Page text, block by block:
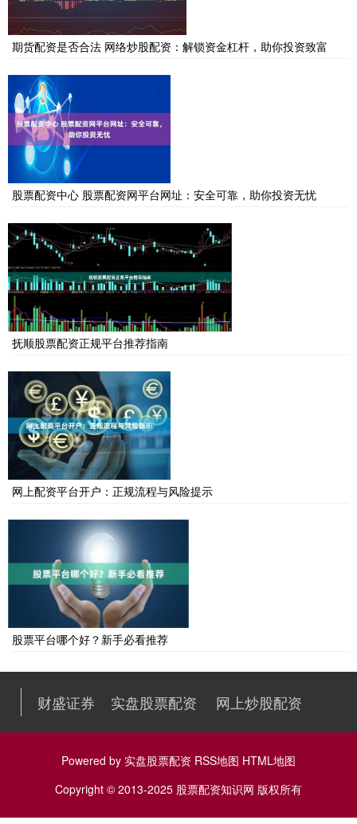
期货配资是否合法 网络炒股配资：解锁资金杠杆，助你投资致富
股票配资中心 股票配资网平台网址：安全可靠，助你投资无忧
抚顺股票配资正规平台推荐指南
网上配资平台开户：正规流程与风险提示
股票平台哪个好？新手必看推荐
财盛证券 实盘股票配资 网上炒股配资
Powered by 实盘股票配资 RSS地图 HTML地图
Copyright © 2013-2025 股票配资知识网 版权所有